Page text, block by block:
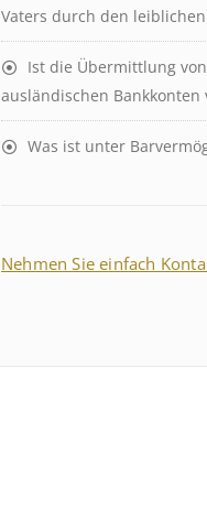
Vaters durch den
Ist die Über­mitt­lung
aus­länd­isch­en Bank­kont­en
Was ist unter
Nehmen Sie einfach